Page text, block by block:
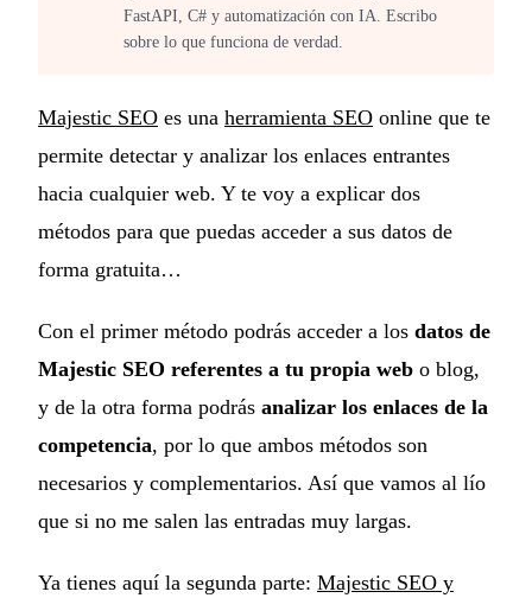
FastAPI, C# y automatización con IA. Escribo
sobre lo que funciona de verdad.
Majestic SEO es una herramienta SEO online que te
permite detectar y analizar los enlaces entrantes
hacia cualquier web. Y te voy a explicar dos
métodos para que puedas acceder a sus datos de
forma gratuita…
Con el primer método podrás acceder a los datos de
Majestic SEO referentes a tu propia web o blog,
y de la otra forma podrás analizar los enlaces de la
competencia, por lo que ambos métodos son
necesarios y complementarios. Así que vamos al lío
que si no me salen las entradas muy largas.
Ya tienes aquí la segunda parte: Majestic SEO y